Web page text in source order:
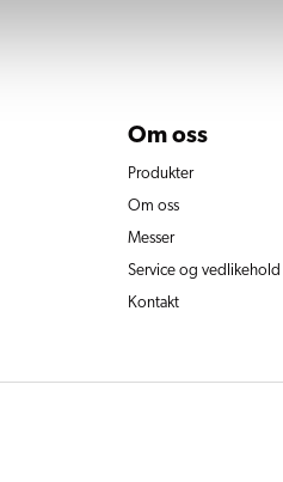
Om oss
Produkter
Om oss
Messer
Service og vedlikehold
Kontakt